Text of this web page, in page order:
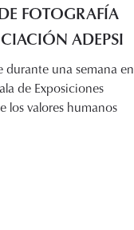
FOTOGRAFÍA
ADEPSI
durante una semana en
de Exposiciones
los valores humanos